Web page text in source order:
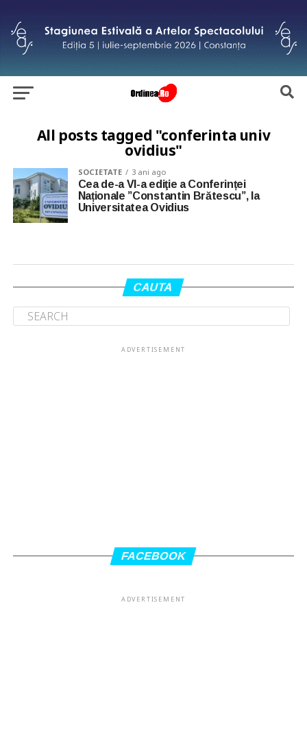
All posts tagged "conferinta univ
ovidius"
SOCIETATE 3 ani ago
Cea de-a VI-a ediţie a Conferinței
Naționale ”Constantin Brătescu”, la
Universitatea Ovidius
CAUTA
ADVERTISEMENT
FACEBOOK
ADVERTISEMENT